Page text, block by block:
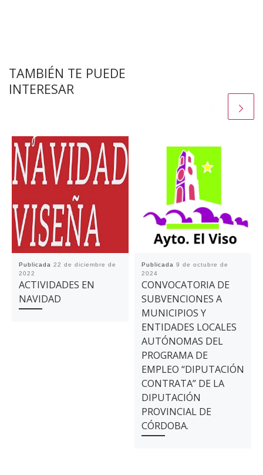
TAMBIÉN TE PUEDE
INTERESAR
Publicada 22 de diciembre de
2022
ACTIVIDADES EN
NAVIDAD
Publicada 9 de octubre de
2024
CONVOCATORIA DE
SUBVENCIONES A
MUNICIPIOS Y
ENTIDADES LOCALES
AUTÓNOMAS DEL
PROGRAMA DE
EMPLEO “DIPUTACIÓN
CONTRATA” DE LA
DIPUTACIÓN
PROVINCIAL DE
CÓRDOBA.